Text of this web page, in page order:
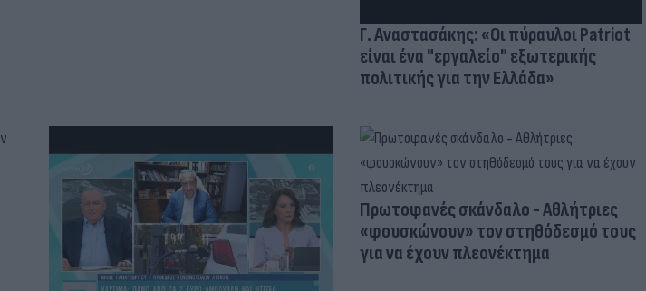
Γ. Αναστασάκης: «Οι πύραυλοι Patriot
είναι ένα "εργαλείο" εξωτερικής
πολιτικής για την Ελλάδα»
Πρωτοφανές σκάνδαλο - Aθλήτριες
«φουσκώνουν» τον στηθόδεσμό τους
για να έχουν πλεονέκτημα